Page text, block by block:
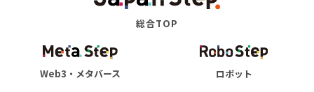
総合TOP
Web3・メタバース ロボット